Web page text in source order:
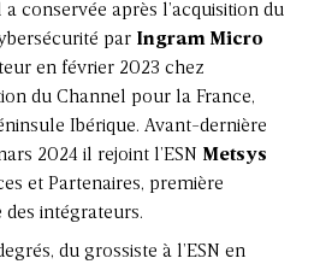
conservée après l’acquisition du
par Ingram Micro
en février 2023 chez
du Channel pour la France,
Ibérique. Avant-dernière
2024 il rejoint l’ESN Metsys
et Partenaires, première
intégrateurs.
du grossiste à l’ESN en